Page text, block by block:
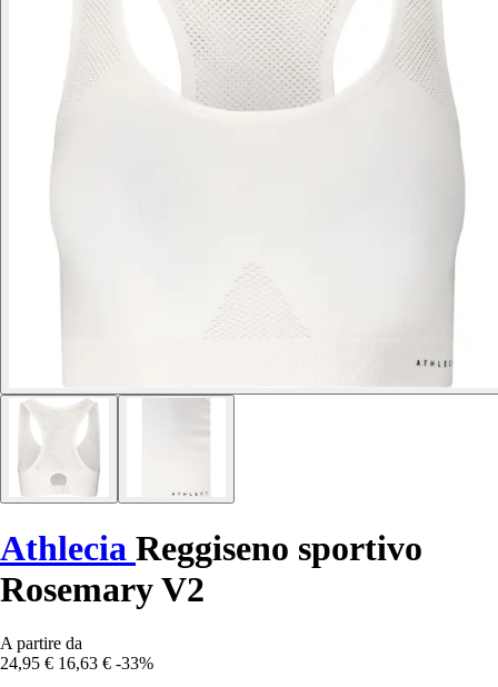
Athlecia Reggiseno sportivo
Rosemary V2
A partire da
24,95 € 16,63 € -33%